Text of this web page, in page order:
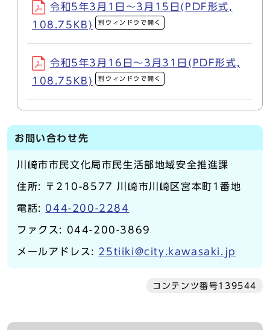
令和5年3月1日～3月15日(PDF形式,
108.75KB)
別ウィンドウで開く
令和5年3月16日～3月31日(PDF形式,
108.75KB)
別ウィンドウで開く
お問い合わせ先
川崎市市民文化局市民生活部地域安全推進課
住所: 〒210-8577 川崎市川崎区宮本町1番地
電話: 044-200-2284
ファクス: 044-200-3869
メールアドレス: 25tiiki@city.kawasaki.jp
コンテンツ番号139544